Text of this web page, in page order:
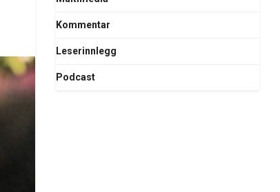
Kommentar
Leserinnlegg
Podcast